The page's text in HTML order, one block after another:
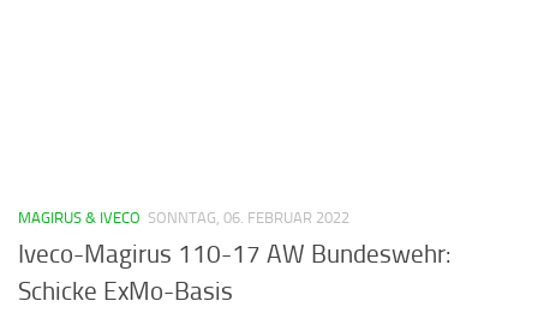
MAGIRUS & IVECO SONNTAG, 06. FEBRUAR 2022
Iveco-Magirus 110-17 AW Bundeswehr:
Schicke ExMo-Basis